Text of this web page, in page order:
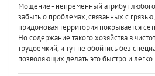
Мощение - непременный атрибут любого
забыть о проблемах, связанных с
придомовая территория покрывается
Но содержание такого хозяйства в
трудоемкий, и тут не обойтись без
позволяющих делать это быстро и легко.